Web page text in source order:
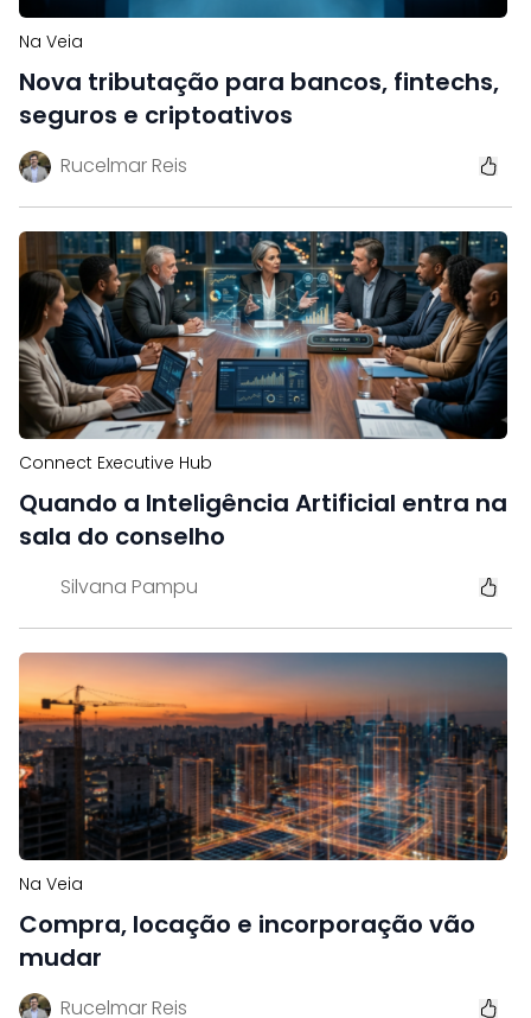
Na Veia
Nova tributação para bancos, fintechs,
seguros e criptoativos
Rucelmar Reis
Connect Executive Hub
Quando a Inteligência Artificial entra na
sala do conselho
Silvana Pampu
Na Veia
Compra, locação e incorporação vão
mudar
Rucelmar Reis